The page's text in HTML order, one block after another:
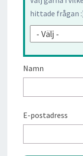
hittade frågan
Namn
E-postadress